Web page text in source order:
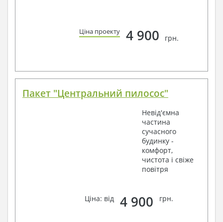
Ціна проекту 4 900 грн.
Пакет "Центральний пилосос"
Невід'ємна
частина
сучасного
будинку -
комфорт,
чистота і свіже
повітря
Ціна: від 4 900 грн.